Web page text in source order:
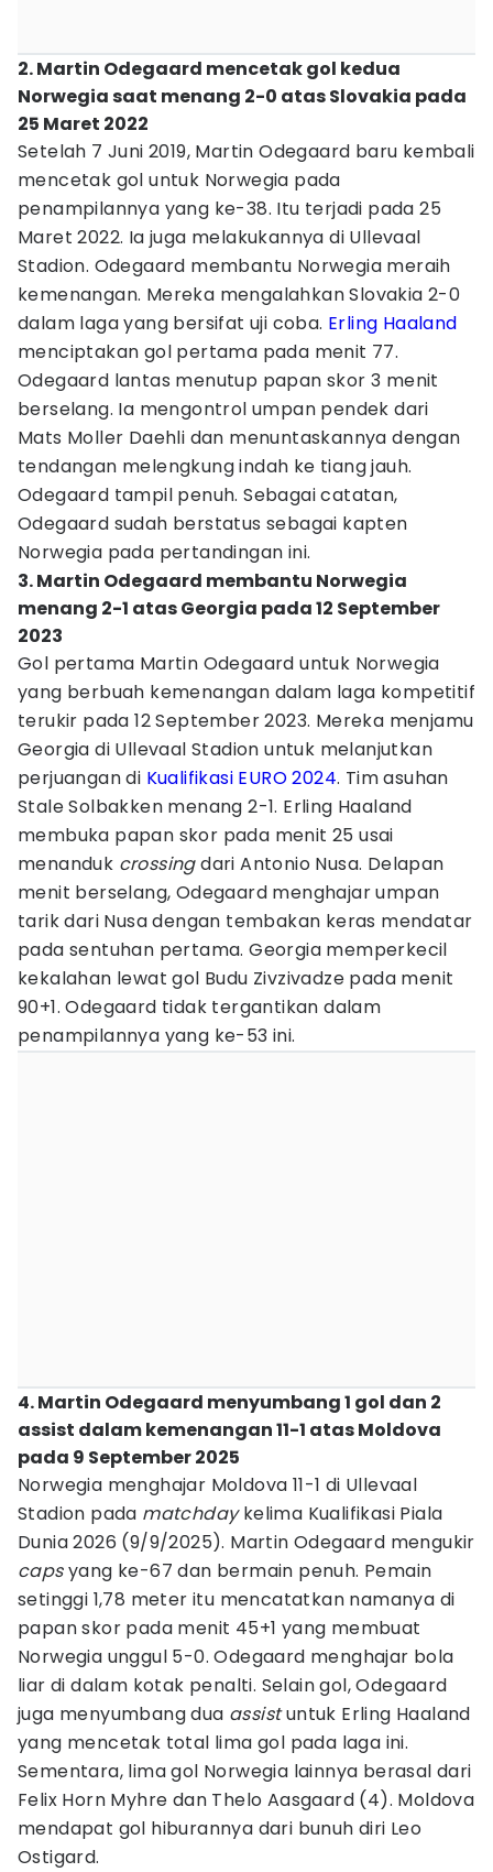
2. Martin Odegaard mencetak gol kedua
Norwegia saat menang 2-0 atas Slovakia pada
25 Maret 2022
Setelah 7 Juni 2019, Martin Odegaard baru kembali
mencetak gol untuk Norwegia pada
penampilannya yang ke-38. Itu terjadi pada 25
Maret 2022. Ia juga melakukannya di Ullevaal
Stadion. Odegaard membantu Norwegia meraih
kemenangan. Mereka mengalahkan Slovakia 2-0
dalam laga yang bersifat uji coba. Erling Haaland
menciptakan gol pertama pada menit 77.
Odegaard lantas menutup papan skor 3 menit
berselang. Ia mengontrol umpan pendek dari
Mats Moller Daehli dan menuntaskannya dengan
tendangan melengkung indah ke tiang jauh.
Odegaard tampil penuh. Sebagai catatan,
Odegaard sudah berstatus sebagai kapten
Norwegia pada pertandingan ini.
3. Martin Odegaard membantu Norwegia
menang 2-1 atas Georgia pada 12 September
2023
Gol pertama Martin Odegaard untuk Norwegia
yang berbuah kemenangan dalam laga kompetitif
terukir pada 12 September 2023. Mereka menjamu
Georgia di Ullevaal Stadion untuk melanjutkan
perjuangan di Kualifikasi EURO 2024. Tim asuhan
Stale Solbakken menang 2-1. Erling Haaland
membuka papan skor pada menit 25 usai
menanduk crossingdari Antonio Nusa. Delapan
menit berselang, Odegaard menghajar umpan
tarik dari Nusa dengan tembakan keras mendatar
pada sentuhan pertama. Georgia memperkecil
kekalahan lewat gol Budu Zivzivadze pada menit
90+1. Odegaard tidak tergantikan dalam
penampilannya yang ke-53 ini.
4. Martin Odegaard menyumbang 1 gol dan 2
assist dalam kemenangan 11-1 atas Moldova
pada 9 September 2025
Norwegia menghajar Moldova 11-1 di Ullevaal
Stadion pada matchdaykelima Kualifikasi Piala
Dunia 2026 (9/9/2025). Martin Odegaard mengukir
capsyang ke-67 dan bermain penuh. Pemain
setinggi 1,78 meter itu mencatatkan namanya di
papan skor pada menit 45+1 yang membuat
Norwegia unggul 5-0. Odegaard menghajar bola
liar di dalam kotak penalti. Selain gol, Odegaard
juga menyumbang dua assistuntuk Erling Haaland
yang mencetak total lima gol pada laga ini.
Sementara, lima gol Norwegia lainnya berasal dari
Felix Horn Myhre dan Thelo Aasgaard (4). Moldova
mendapat gol hiburannya dari bunuh diri Leo
Ostigard.